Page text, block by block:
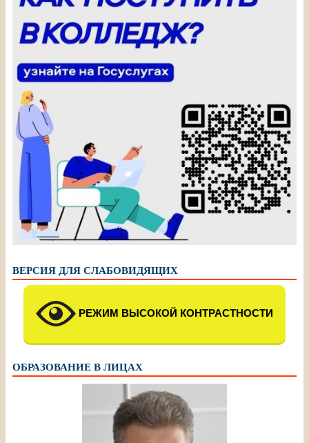
ВЕРСИЯ ДЛЯ СЛАБОВИДЯЩИХ
РЕЖИМ ВЫСОКОЙ КОНТРАСТНОСТИ
ОБРАЗОВАНИЕ В ЛИЦАХ